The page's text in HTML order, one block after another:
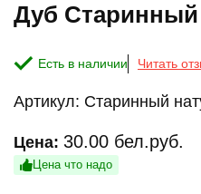
Дуб
Есть в наличии Читать
Артикул: Старинный
Цена: 30.00 бел.руб.
Цена что надо